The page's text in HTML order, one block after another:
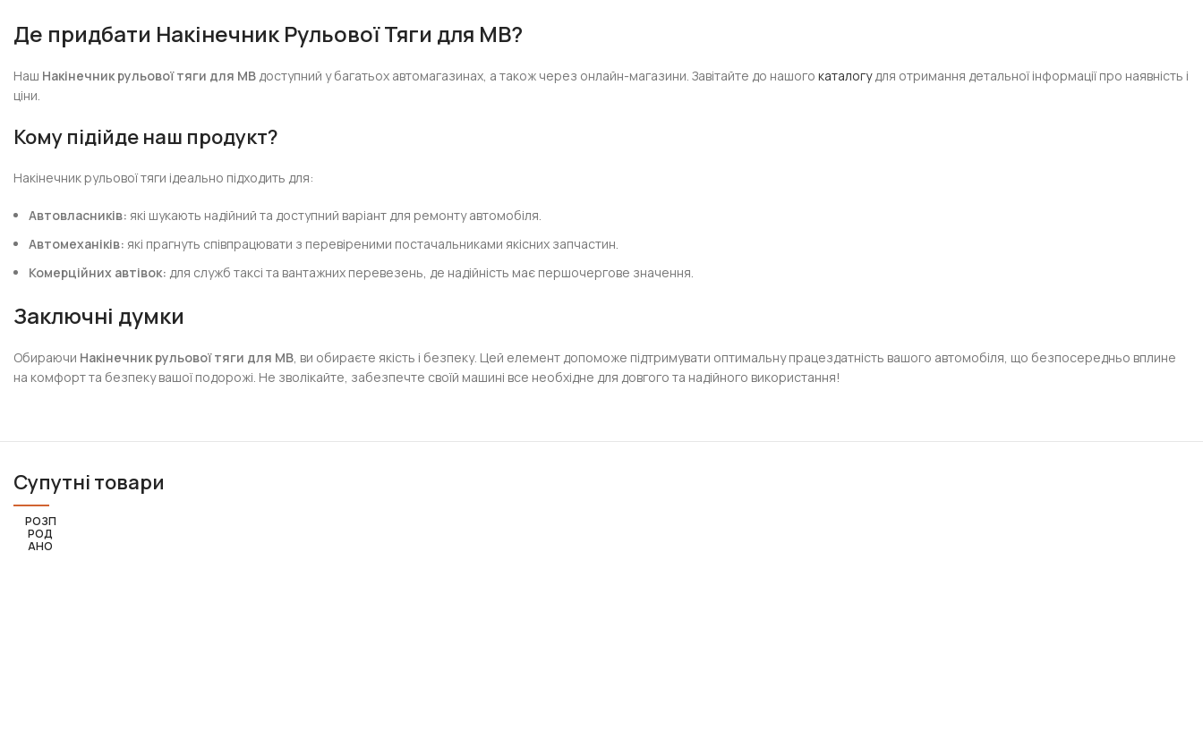
Де придбати Накінечник Рульової Тяги для MB?
Наш Накінечник рульової тяги для MB доступний у багатьох автомагазинах, а також через онлайн-магазини. Завітайте до нашогокаталогудля отримання детальної інформації про наявність і
ціни.
Кому підійде наш продукт?
Накінечник рульової тяги ідеально підходить для:
Автовласників: які шукають надійний та доступний варіант для ремонту автомобіля.
Автомеханіків: які прагнуть співпрацювати з перевіреними постачальниками якісних запчастин.
Комерційних автівок: для служб таксі та вантажних перевезень, де надійність має першочергове значення.
Заключні думки
Обираючи Накінечник рульової тяги для MB, ви обираєте якість і безпеку. Цей елемент допоможе підтримувати оптимальну працездатність вашого автомобіля, що безпосередньо вплине
на комфорт та безпеку вашої подорожі. Не зволікайте, забезпечте своїй машині все необхідне для довгого та надійного використання!
Супутні товари
РОЗП
РОД
АНО